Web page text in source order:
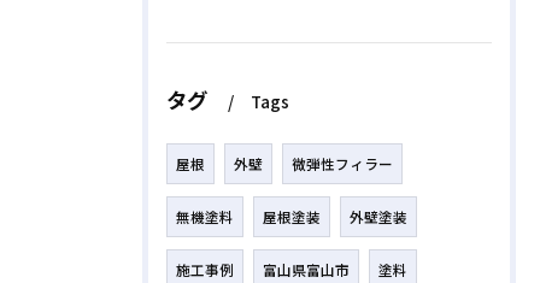
タグ Tags
屋根 外壁 微弾性フィラー
無機塗料 屋根塗装 外壁塗装
施工事例 富山県富山市 塗料